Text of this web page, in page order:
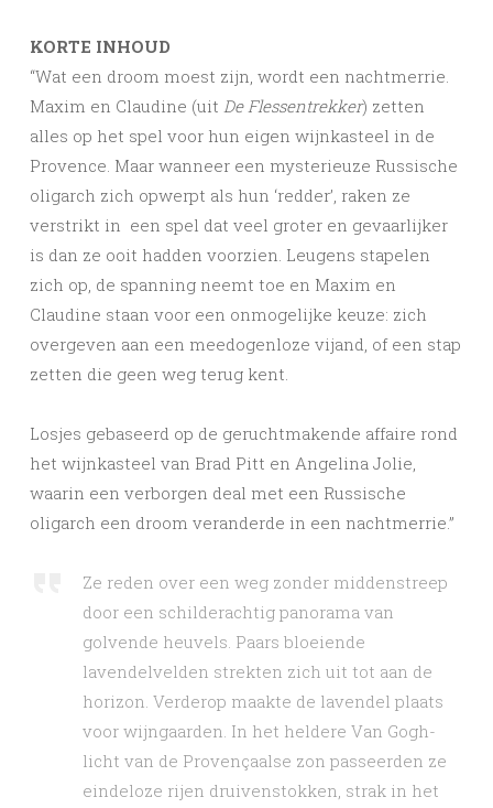
KORTE INHOUD
“Wat een droom moest zijn, wordt een nachtmerrie.
Maxim en Claudine (uit De Flessentrekker) zetten
alles op het spel voor hun eigen wijnkasteel in de
Provence. Maar wanneer een mysterieuze Russische
oligarch zich opwerpt als hun ‘redder’, raken ze
verstrikt in een spel dat veel groter en gevaarlijker
is dan ze ooit hadden voorzien. Leugens stapelen
zich op, de spanning neemt toe en Maxim en
Claudine staan voor een onmogelijke keuze: zich
overgeven aan een meedogenloze vijand, of een stap
zetten die geen weg terug kent.
Losjes gebaseerd op de geruchtmakende affaire rond
het wijnkasteel van Brad Pitt en Angelina Jolie,
waarin een verborgen deal met een Russische
oligarch een droom veranderde in een nachtmerrie.”
Ze reden over een weg zonder middenstreep
door een schilderachtig panorama van
golvende heuvels. Paars bloeiende
lavendelvelden strekten zich uit tot aan de
horizon. Verderop maakte de lavendel plaats
voor wijngaarden. In het heldere Van Gogh-
licht van de Provençaalse zon passeerden ze
eindeloze rijen druivenstokken, strak in het